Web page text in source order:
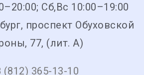
Сб,Вс 10:00–19:00
проспект Обуховской
77, (лит. А)
(812) 365-13-10